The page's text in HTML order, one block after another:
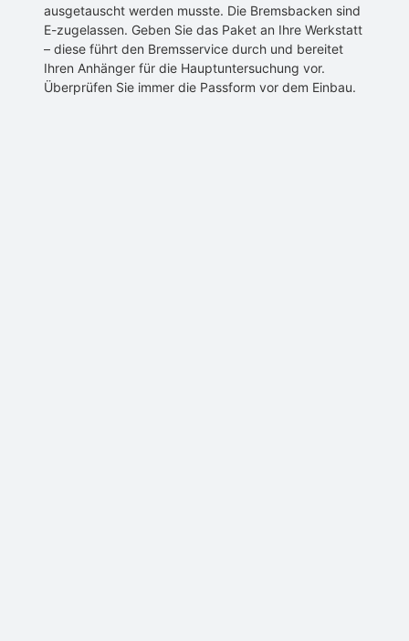
ausgetauscht werden musste. Die Bremsbacken sind
E-zugelassen. Geben Sie das Paket an Ihre Werkstatt
– diese führt den Bremsservice durch und bereitet
Ihren Anhänger für die Hauptuntersuchung vor.
Überprüfen Sie immer die Passform vor dem Einbau.